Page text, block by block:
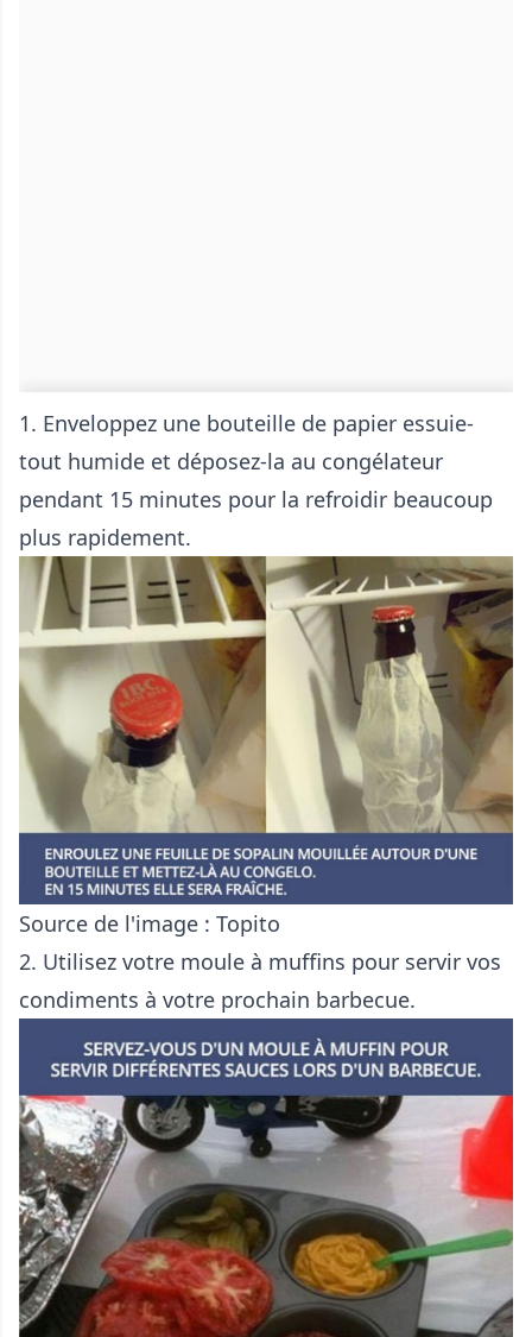
1. Enveloppez une bouteille de papier essuie-
tout humide et déposez-la au congélateur
pendant 15 minutes pour la refroidir beaucoup
plus rapidement.
Source de l'image : Topito
2. Utilisez votre moule à muffins pour servir vos
condiments à votre prochain barbecue.